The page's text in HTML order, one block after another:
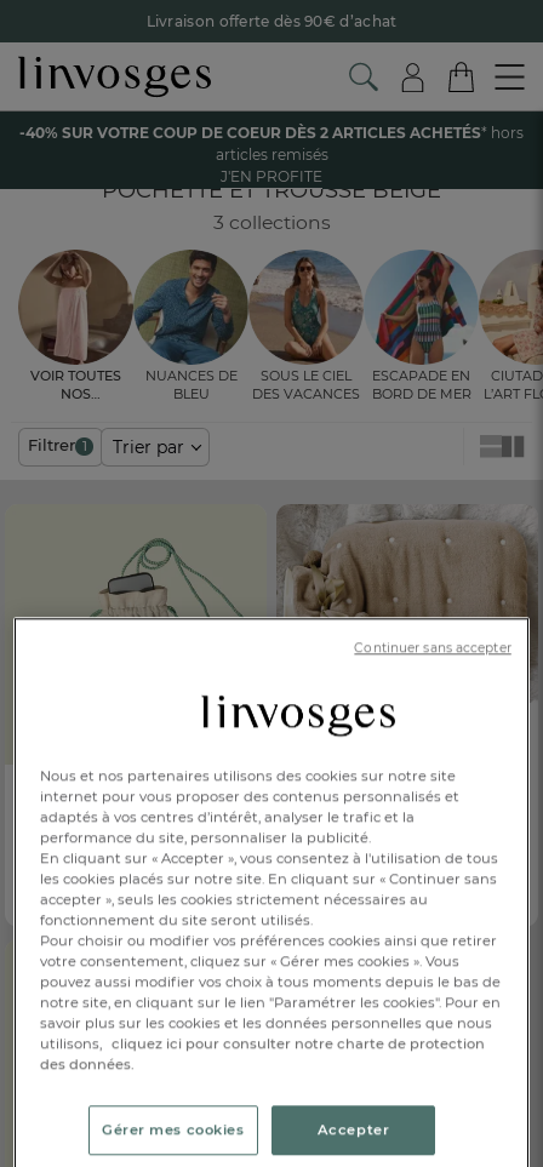
Livraison offerte dès 90€ d’achat
Retour offert avec Colissimo* !
Payez en 3x ou 4x sans frais avec Alma
Le parrainage Linvosges : offrez 15€, recevez 15€ !
Je
découvre
-40% sur votre coup de coeurdès 2 articles achetés !
profite
FR DE
AT
BE
CH
-40% SUR VOTRE COUP DE COEUR DÈS 2 ARTICLES ACHETÉS* hors
articles remisés
J'EN PROFITE
Accueil Les vêtements Femme
Trousse et pochette
POCHETTE ET TROUSSE BEIGE
3 collections
Nuances de
bleu
Sous le ciel
des vacances
Escapade en
bord de mer l’art
Voir toutes
nos
Filtrer 1 Trier par
Mini sac à portable
Ciutadella
Dès 25,00 €
Brodé
Bien au chaud
Dès25,00 €
Velours rebrodé
Nous et nos partenaires utilisons des cookies sur notre site
internet pour vous proposer des contenus personnalisés et
adaptés à vos centres d’intérêt, analyser le trafic et la
performance du site, personnaliser la publicité.
En cliquant sur « Accepter », vous consentez à l'utilisation de tous
les cookies placés sur notre site. En cliquant sur « Continuer sans
accepter », seuls les cookies strictement nécessaires au
fonctionnement du site seront utilisés.
Pour choisir ou modifier vos préférences cookies ainsi que retirer
votre consentement, cliquez sur « Gérer mes cookies ». Vous
pouvez aussi modifier vos choix à tous moments depuis le bas de
notre site, en cliquant sur le lien "Paramétrer les cookies". Pour en
savoir plus sur les cookies et les données personnelles que nous
utilisons, cliquez ici pour consulter notre charte de protection
des données.
Gérer mes cookies Accepter
Continuer sans accepter